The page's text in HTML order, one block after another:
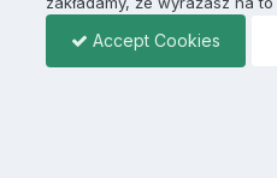
Accept Cookies